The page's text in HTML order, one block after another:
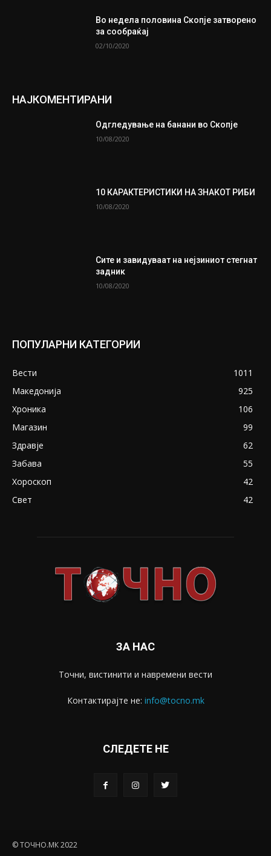
Во недела половина Скопје затворено
за сообраќај
02/10/2020
НАЈКОМЕНТИРАНИ
Одгледување на банани во Скопје
10/08/2020
10 КАРАКТЕРИСТИКИ НА ЗНАКОТ РИБИ
10/08/2020
Сите и завидуваат на нејзиниот стегнат
задник
10/08/2020
ПОПУЛАРНИ КАТЕГОРИИ
Вести
1011
Македонија
925
Хроника
106
Магазин
99
Здравје
62
Забава
55
Хороскоп
42
Свет
42
ЗА НАС
Точни, вистинити и навремени вести
Контактирајте не: info@tocno.mk
СЛЕДЕТЕ НЕ
© ТОЧНО.МК 2022